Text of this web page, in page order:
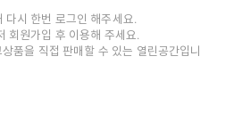
다시 한번 로그인 해주세요.
회원가입 후 이용해 주세요.
품을 직접 판매할 수 있는 열린공간입니